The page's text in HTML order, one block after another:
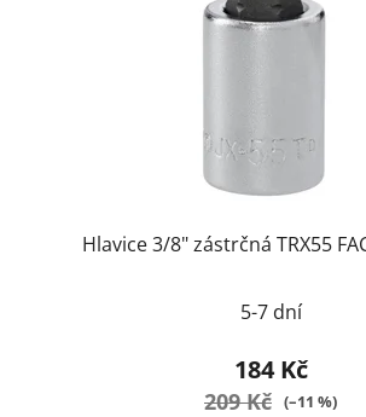
Hlavice 3/8" zástrčná TRX55
5-7 dní
184 Kč
209 Kč (–11 %)